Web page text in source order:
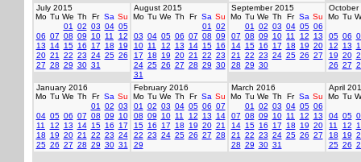
July 2015
Mo Tu We Th Fr Sa Su
01
02 03 04 05
06 07 08 09 10 11
12
13
14 15 16 17 18
19
20 21 22 23 24 25 26
27 28 29 30 31
August 2015
Mo Tu We Th Fr Sa Su
01
02
03 04 05 06 07 08 09
10 11 12 13 14 15 16
17
18 19 20 21 22 23
24 25 26 27 28 29 30
31
September 2015
Mo Tu We Th Fr Sa Su
01
02 03 04 05 06
07 08 09 10 11 12
13
14 15 16 17 18 19 20
21
22 23 24 25 26 27
28 29 30
October
Mo Tu
05 06
12
13
19 20
26 27
January 2016
Mo Tu We Th Fr Sa Su
01
02 03
04 05 06 07 08 09
10
11
12 13 14 15 16
17
18
19 20 21 22 23 24
25 26 27 28 29 30 31
February 2016
Mo Tu We Th Fr Sa Su
01
02 03 04 05 06 07
08 09 10 11 12 13
14
15 16 17 18 19 20 21
22 23 24 25 26 27 28
29
March 2016
Mo Tu We Th Fr Sa Su
01
02 03 04 05 06
07 08 09 10 11 12
13
14 15 16 17 18 19 20
21
22 23 24 25 26 27
28 29 30 31
April
Mo Tu
04 05
11
12
18
19
25 26